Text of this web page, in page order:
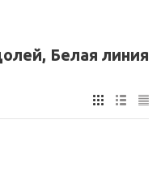
Белая линия